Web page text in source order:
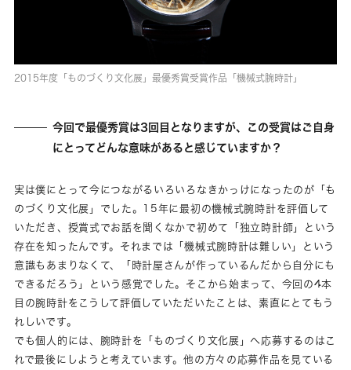
2015年度「ものづくり文化展」最優秀賞受賞作品「機械式腕時計」
今回で最優秀賞は3回目となりますが、この受賞はご自身
にとってどんな意味があると感じていますか？
実は僕にとって今につながるいろいろなきかっけになったのが「も
のづくり文化展」でした。15年に最初の機械式腕時計を評価して
いただき、授賞式でお話を聞くなかで初めて「独立時計師」という
存在を知ったんです。それまでは「機械式腕時計は難しい」という
意識もあまりなくて、「時計屋さんが作っているんだから自分にも
できるだろう」という感覚でした。そこから始まって、今回の4本
目の腕時計をこうして評価していただいたことは、素直にとてもう
れしいです。
でも個人的には、腕時計を「ものづくり文化展」へ応募するのはこ
れで最後にしようと考えています。他の方々の応募作品を見ている